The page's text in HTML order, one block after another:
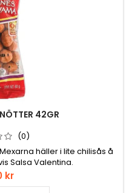
42GR
(0)
häller i lite chilisås å
Salsa Valentina.
kr